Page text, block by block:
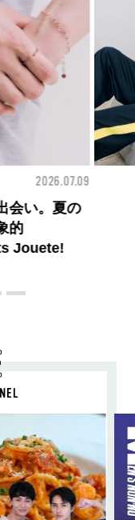
2026.07.09
そ。大胆な
に。装う